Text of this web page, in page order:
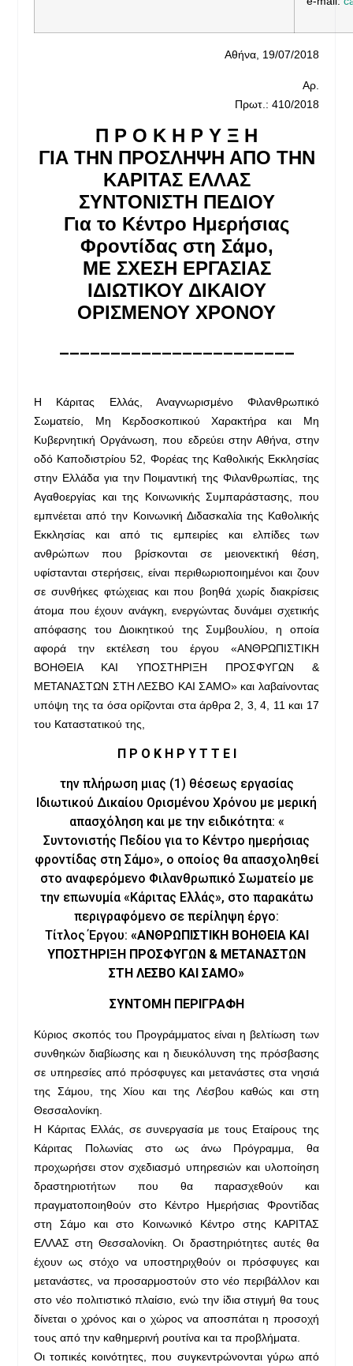
Αθήνα, 19/07/2018
Αρ.
Πρωτ.: 410/2018
Π Ρ Ο Κ Η Ρ Υ Ξ Η
ΓΙΑ ΤΗΝ ΠΡΟΣΛΗΨΗ ΑΠΟ ΤΗΝ
ΚΑΡΙΤΑΣ ΕΛΛΑΣ
ΣΥΝΤΟΝΙΣΤΗ ΠΕΔΙΟΥ
Για το Κέντρο Ημερήσιας
Φροντίδας στη Σάμο,
ΜΕ ΣΧΕΣΗ ΕΡΓΑΣΙΑΣ
ΙΔΙΩΤΙΚΟΥ ΔΙΚΑΙΟΥ
ΟΡΙΣΜΕΝΟΥ ΧΡΟΝΟΥ
H Κάριτας Ελλάς, Αναγνωρισμένο Φιλανθρωπικό
Σωματείο, Μη Κερδοσκοπικού Χαρακτήρα και Μη
Κυβερνητική Οργάνωση, που εδρεύει στην Αθήνα, στην
οδό Καποδιστρίου 52, Φορέας της Καθολικής Εκκλησίας
στην Ελλάδα για την Ποιμαντική της Φιλανθρωπίας, της
Αγαθοεργίας και της Κοινωνικής Συμπαράστασης, που
εμπνέεται από την Κοινωνική Διδασκαλία της Καθολικής
Εκκλησίας και από τις εμπειρίες και ελπίδες των
ανθρώπων που βρίσκονται σε μειονεκτική θέση,
υφίστανται στερήσεις, είναι περιθωριοποιημένοι και ζουν
σε συνθήκες φτώχειας και που βοηθά χωρίς διακρίσεις
άτομα που έχουν ανάγκη, ενεργώντας δυνάμει σχετικής
απόφασης του Διοικητικού της Συμβουλίου, η οποία
αφορά την εκτέλεση του έργου «ΑΝΘΡΩΠΙΣΤΙΚΗ
ΒΟΗΘΕΙΑ ΚΑΙ ΥΠΟΣΤΗΡΙΞΗ ΠΡΟΣΦΥΓΩΝ &
ΜΕΤΑΝΑΣΤΩΝ ΣΤΗ ΛΕΣΒΟ ΚΑΙ ΣΑΜΟ» και λαβαίνοντας
υπόψη της τα όσα ορίζονται στα άρθρα 2, 3, 4, 11 και 17
του Καταστατικού της,
Π Ρ Ο Κ Η Ρ Υ Τ Τ Ε Ι
την πλήρωση μιας (1) θέσεως εργασίας
Ιδιωτικού Δικαίου Ορισμένου Χρόνου με μερική
απασχόληση και με την ειδικότητα: «
Συντονιστής Πεδίου για το Κέντρο ημερήσιας
φροντίδας στη Σάμο», ο οποίος θα απασχοληθεί
στο αναφερόμενο Φιλανθρωπικό Σωματείο με
την επωνυμία «Κάριτας Ελλάς», στο παρακάτω
περιγραφόμενο σε περίληψη έργο:
Τίτλος Έργου: «ΑΝΘΡΩΠΙΣΤΙΚΗ ΒΟΗΘΕΙΑ ΚΑΙ
ΥΠΟΣΤΗΡΙΞΗ ΠΡΟΣΦΥΓΩΝ & ΜΕΤΑΝΑΣΤΩΝ
ΣΤΗ ΛΕΣΒΟ ΚΑΙ ΣΑΜΟ»
ΣΥΝΤΟΜΗ ΠΕΡΙΓΡΑΦΗ
Κύριος σκοπός του Προγράμματος είναι η βελτίωση των
συνθηκών διαβίωσης και η διευκόλυνση της πρόσβασης
σε υπηρεσίες από πρόσφυγες και μετανάστες στα νησιά
της Σάμου, της Χίου και της Λέσβου καθώς και στη
Θεσσαλονίκη.
Η Κάριτας Ελλάς, σε συνεργασία με τους Εταίρους της
Κάριτας Πολωνίας στο ως άνω Πρόγραμμα, θα
προχωρήσει στον σχεδιασμό υπηρεσιών και υλοποίηση
δραστηριοτήτων που θα παρασχεθούν και
πραγματοποιηθούν στο Κέντρο Ημερήσιας Φροντίδας
στη Σάμο και στο Κοινωνικό Κέντρο στης ΚΑΡΙΤΑΣ
ΕΛΛΑΣ στη Θεσσαλονίκη. Οι δραστηριότητες αυτές θα
έχουν ως στόχο να υποστηριχθούν οι πρόσφυγες και
μετανάστες, να προσαρμοστούν στο νέο περιβάλλον και
στο νέο πολιτιστικό πλαίσιο, ενώ την ίδια στιγμή θα τους
δίνεται ο χρόνος και ο χώρος να αποσπάται η προσοχή
τους από την καθημερινή ρουτίνα και τα προβλήματα.
Οι τοπικές κοινότητες, που συγκεντρώνονται γύρω από